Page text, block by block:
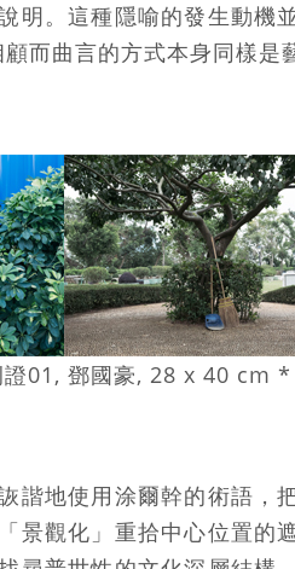
明。這種隱喻的發生動機
而曲言的方式本身同樣是
01, 鄧國豪, 28 x 40 cm
諧地使用涂爾幹的術語，
景觀化」重拾中心位置的